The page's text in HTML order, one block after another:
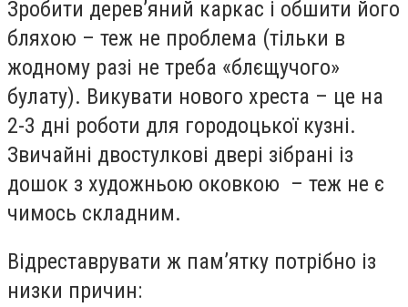
Зробити дерев’яний каркас і обшити його
бляхою – теж не проблема (тільки в
жодному разі не треба «блєщучого»
булату). Викувати нового хреста – це на
2-3 дні роботи для городоцької кузні.
Звичайні двостулкові двері зібрані із
дошок з художньою оковкою – теж не є
чимось складним.
Відреставрувати ж пам’ятку потрібно із
низки причин: